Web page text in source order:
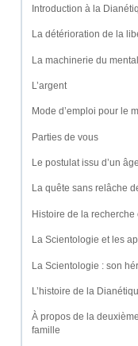
Introduction à la
La détérioration de la
La machinerie du mental
L’argent
Mode d’emploi pour le
Parties de vous
Le postulat issu d’un
La quête sans relâche
Histoire de la recherche
La Scientologie et les
La Scientologie : son
L’histoire de la
À propos de la
famille